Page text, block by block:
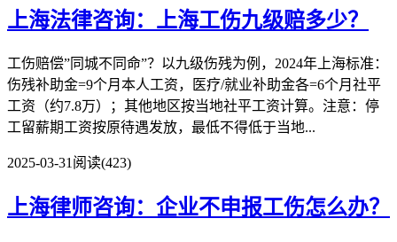
上海法律咨询：上海工伤九级赔多少？
工伤赔偿”同城不同命”？以九级伤残为例，2024年上海标准：
伤残补助金=9个月本人工资，医疗/就业补助金各=6个月社平
工资（约7.8万）；其他地区按当地社平工资计算。注意：停
工留薪期工资按原待遇发放，最低不得低于当地...
2025-03-31 阅读(423)
上海律师咨询：企业不申报工伤怎么办？